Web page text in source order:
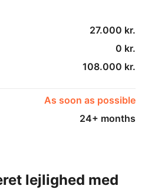
27.000 kr.
0 kr.
108.000 kr.
As soon as possible
24+ months
lejlighed med